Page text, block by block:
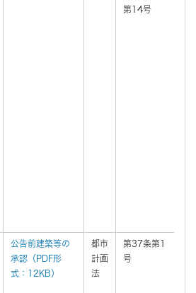
第14号
公告前建築等の
承認（ PDF形
式：12KB）
都市
計画
法
第37条第1
号